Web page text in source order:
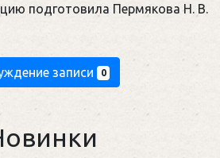
подготовила Пермякова Н. В.
записи 0